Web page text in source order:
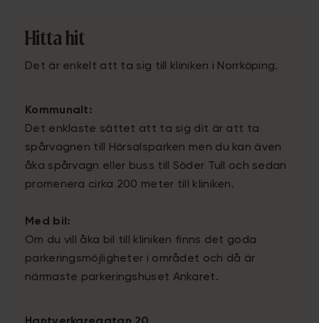
Hitta hit
Det är enkelt att ta sig till kliniken i Norrköping.
Kommunalt:
Det enklaste sättet att ta sig dit är att ta
spårvagnen till Hörsalsparken men du kan även
åka spårvagn eller buss till Söder Tull och sedan
promenera cirka 200 meter till kliniken.
Med bil:
Om du vill åka bil till kliniken finns det goda
parkeringsmöjligheter i området och då är
närmaste parkeringshuset Ankaret.